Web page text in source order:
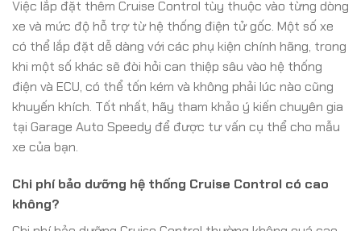
Việc lắp đặt thêm Cruise Control tùy thuộc vào từng dòng
xe và mức độ hỗ trợ từ hệ thống điện tử gốc. Một số xe
có thể lắp đặt dễ dàng với các phụ kiện chính hãng, trong
khi một số khác sẽ đòi hỏi can thiệp sâu vào hệ thống
điện và ECU, có thể tốn kém và không phải lúc nào cũng
khuyến khích. Tốt nhất, hãy tham khảo ý kiến chuyên gia
tại Garage Auto Speedy để được tư vấn cụ thể cho mẫu
xe của bạn.
Chi phí bảo dưỡng hệ thống Cruise Control có cao
không?